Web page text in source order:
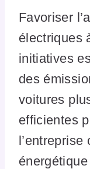
Favoriser
électriques
initiatives
des
voitures
efficientes